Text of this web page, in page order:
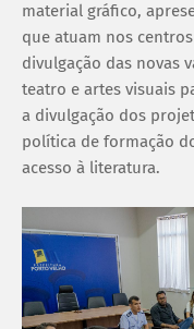
material gráfico,
que atuam nos
divulgação das novas
teatro e artes visuais
a divulgação dos
política de formação
acesso à literatura.